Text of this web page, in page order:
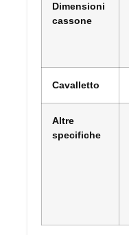
Dimensioni
cassone
Cavalletto
Altre
specifiche